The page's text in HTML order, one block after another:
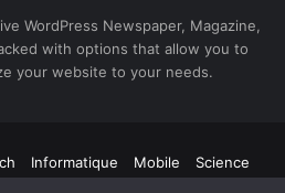
WordPress Newspaper, Magazine,
with options that allow you to
your website to your needs.
Informatique Mobile
Science